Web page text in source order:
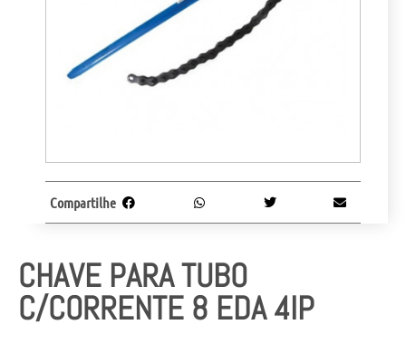
CHAVE PARA TUBO
C/CORRENTE 8 EDA 4IP
Compartilhe